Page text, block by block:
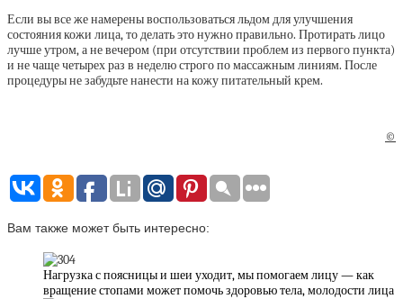
Если вы все же намерены воспользоваться льдом для улучшения
состояния кожи лица, то делать это нужно правильно. Протирать лицо
лучше утром, а не вечером (при отсутствии проблем из первого пункта)
и не чаще четырех раз в неделю строго по массажным линиям. После
процедуры не забудьте нанести на кожу питательный крем.
©
Вам также может быть интересно:
Нагрузка с поясницы и шеи уходит, мы помогаем лицу — как
вращение стопами может помочь здоровью тела, молодости лица